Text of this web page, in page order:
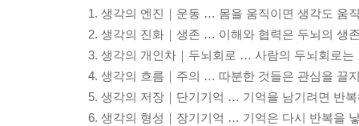
1. 생각의 엔진｜운동 … 몸을 움직이면 생각도 움
2. 생각의 진화｜생존 … 이해와 협력은 두뇌의 생
3. 생각의 개인차｜두뇌회로 … 사람의 두뇌회로는
4. 생각의 흐름｜주의 … 따분한 것들은 관심을 끌
5. 생각의 저장｜단기기억 … 기억을 남기려면 반
6. 생각의 형성｜장기기억 … 기억은 다시 반복을